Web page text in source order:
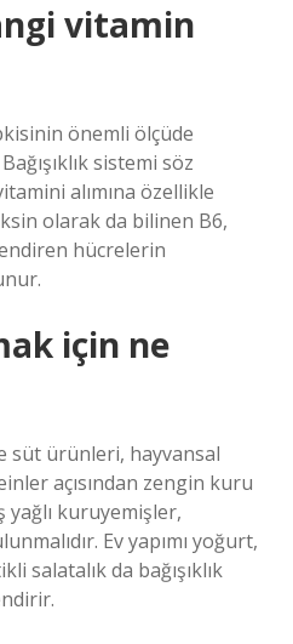
vitamin
önemli ölçüde
sistemi söz
alımına özellikle
olarak da bilinen B6,
hücrelerin
için ne
süt ürünleri, hayvansal
açısından zengin kuru
yağlı kuruyemişler,
Ev yapımı yoğurt,
salatalık da bağışıklık